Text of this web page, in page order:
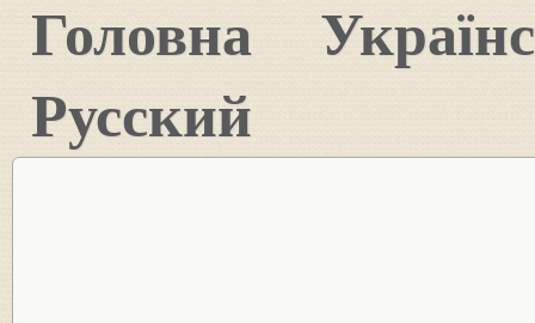
Головна
Русский